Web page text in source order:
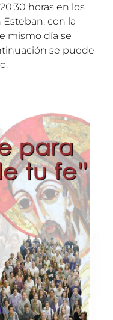
horas en los
con la
mismo día se
se puede